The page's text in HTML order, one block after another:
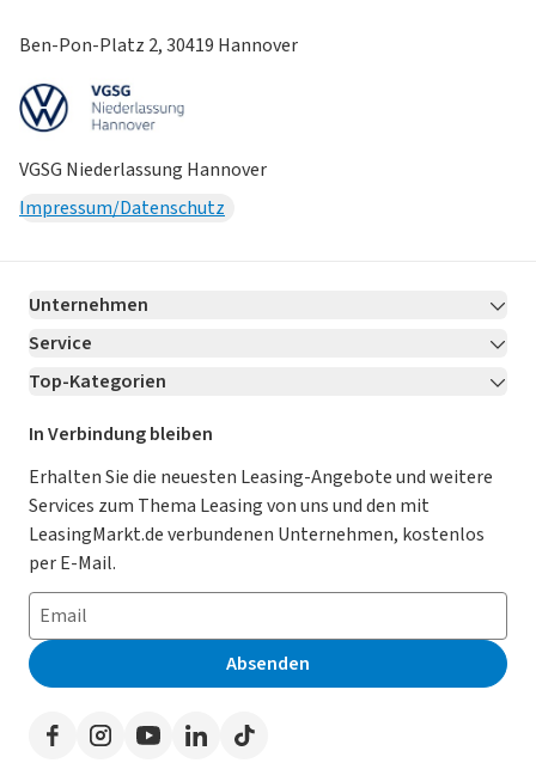
Ben-Pon-Platz 2, 30419 Hannover
VGSG Niederlassung Hannover
Impressum/Datenschutz
Unternehmen
Über LeasingMarkt.de
Karriere Jetzt bewerben!
Für Händler
Kooperation mit AutoScout24
AGB
Datenschutz
Impressum
Erklärung zur Barrierefreiheit
Presse
Service
Kontakt
Ratgeber
Magazin
Datenschutz-Einstellungen
So funktioniert’s
Häufig gestellte Fragen
Leasing-Lexikon
Auto-Tests
Werben auf LeasingMarkt.de
Top-Kategorien
Leasing Deals
Gebrauchtwagen Leasing
Leasing ohne Anzahlung
E-Auto Leasing
Privatleasing
Leasing-Vergleiche
Herstellerverzeichnis
Händlerverzeichnis
In Verbindung bleiben
Erhalten Sie die neuesten Leasing-Angebote und weitere
Services zum Thema Leasing von uns und den mit
LeasingMarkt.de verbundenen Unternehmen, kostenlos
per E-Mail.
Absenden